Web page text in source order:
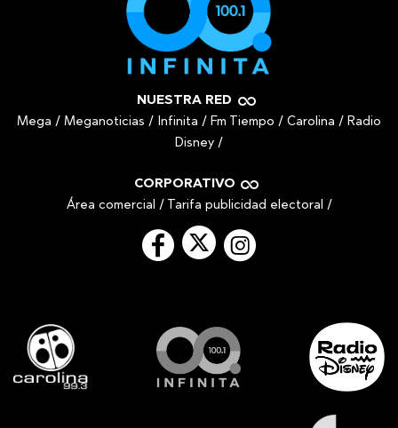
NUESTRA RED
Mega / Meganoticias / Infinita / Fm Tiempo / Carolina / Radio
Disney /
CORPORATIVO
Área comercial / Tarifa publicidad electoral /